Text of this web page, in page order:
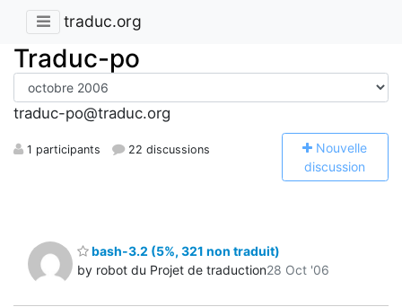
traduc.org
Traduc-po
traduc-po@traduc.org
1 participants 22 discussions Nouvelle
discussion
bash-3.2 (5%, 321 non traduit)
by robot du Projet de traduction28 Oct '06